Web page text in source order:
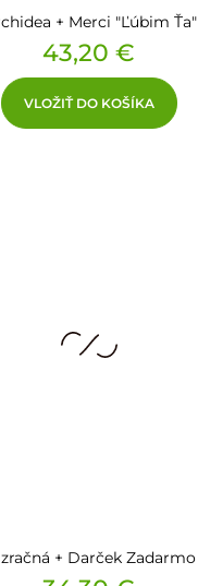
+ Merci "Ľúbim Ťa"
Cena
43,20 €
VLOŽIŤ DO KOŠÍKA
+ Darček Zadarmo